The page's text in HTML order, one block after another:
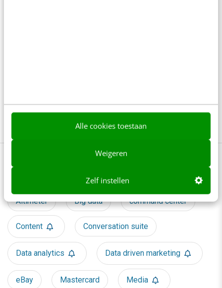
Alle cookies toestaan
Weigeren
Zelf instellen
5 min·Edwin Vlems
Bekijk deze topics of volg ze via een
Altimeter Big data command center
Content Conversation suite
Data analytics Data driven marketing
eBay Mastercard Media